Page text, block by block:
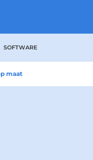
winkelwagen
SOFTWARE
maat